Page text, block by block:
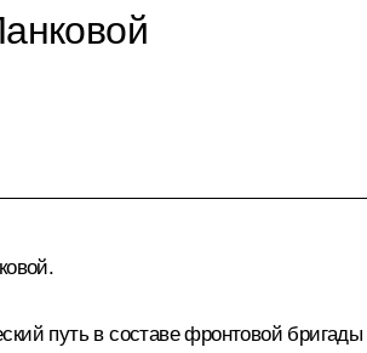
путь в составе фронтовой